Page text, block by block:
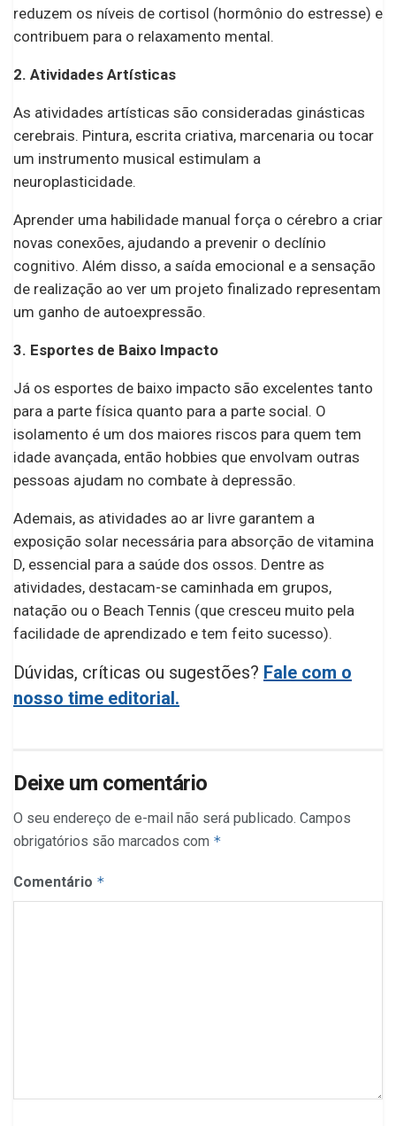
reduzem os níveis de cortisol (hormônio do estresse) e
contribuem para o relaxamento mental.
2. Atividades Artísticas
As atividades artísticas são consideradas ginásticas
cerebrais. Pintura, escrita criativa, marcenaria ou tocar
um instrumento musical estimulam a
neuroplasticidade.
Aprender uma habilidade manual força o cérebro a criar
novas conexões, ajudando a prevenir o declínio
cognitivo. Além disso, a saída emocional e a sensação
de realização ao ver um projeto finalizado representam
um ganho de autoexpressão.
3. Esportes de Baixo Impacto
Já os esportes de baixo impacto são excelentes tanto
para a parte física quanto para a parte social. O
isolamento é um dos maiores riscos para quem tem
idade avançada, então hobbies que envolvam outras
pessoas ajudam no combate à depressão.
Ademais, as atividades ao ar livre garantem a
exposição solar necessária para absorção de vitamina
D, essencial para a saúde dos ossos. Dentre as
atividades, destacam-se caminhada em grupos,
natação ou o Beach Tennis (que cresceu muito pela
facilidade de aprendizado e tem feito sucesso).
Dúvidas, críticas ou sugestões? Fale com o
nosso time editorial.
Deixe um comentário
O seu endereço de e-mail não será publicado. Campos
obrigatórios são marcados com *
Comentário *